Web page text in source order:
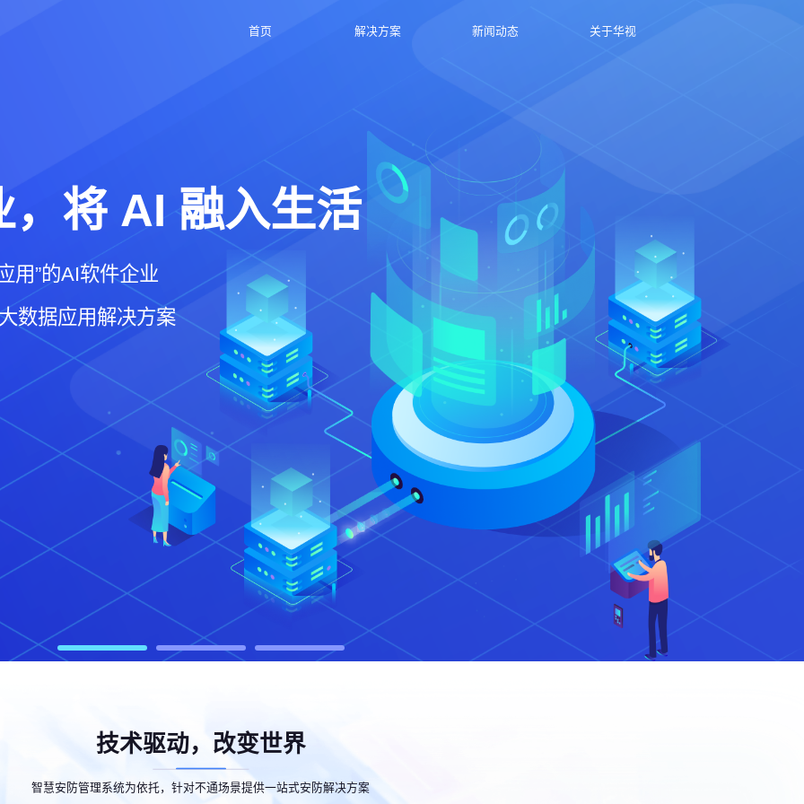
首页 解决方案 新闻动态 关于华视
将 AI 融入生活
用”的AI软件企业
数据应用解决方案
技术驱动，改变世界
智慧安防管理系统为依托，针对不通场景提供一站式安防解决方案